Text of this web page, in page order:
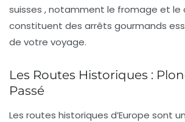
suisses , notamment le fromage et le
constituent des arrêts gourmands
de votre voyage.
Les Routes Historiques :
Passé
Les routes historiques d’Europe sont